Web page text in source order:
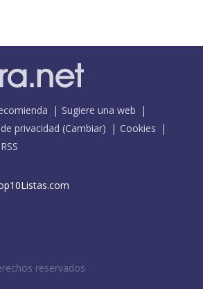
Sugiere una web
privacidad (Cambiar)
Cookies
RSS
reservados